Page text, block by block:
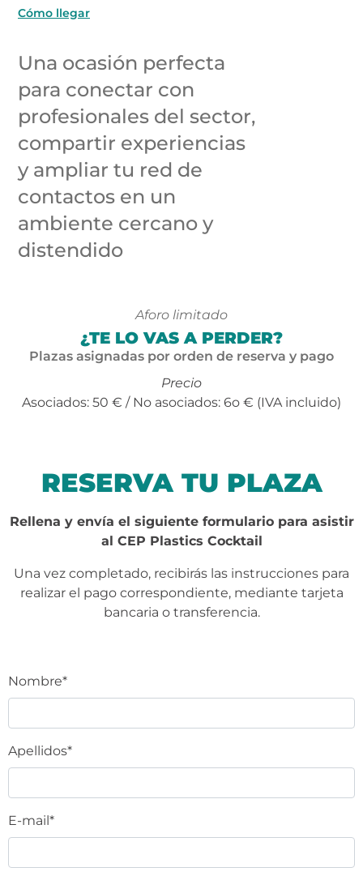
Cómo llegar
Una ocasión perfecta
para conectar con
profesionales del sector,
compartir experiencias
y ampliar tu red de
contactos en un
ambiente cercano y
distendido
Aforo limitado
¿TE LO VAS A PERDER?
Plazas asignadas por orden de reserva y pago
Precio
Asociados: 50 € / No asociados: 6o € (IVA incluido)
RESERVA TU PLAZA
Rellena y envía el siguiente formulario para asistir
al CEP Plastics Cocktail
Una vez completado, recibirás las instrucciones para
realizar el pago correspondiente, mediante tarjeta
bancaria o transferencia.
Nombre*
Apellidos*
E-mail*